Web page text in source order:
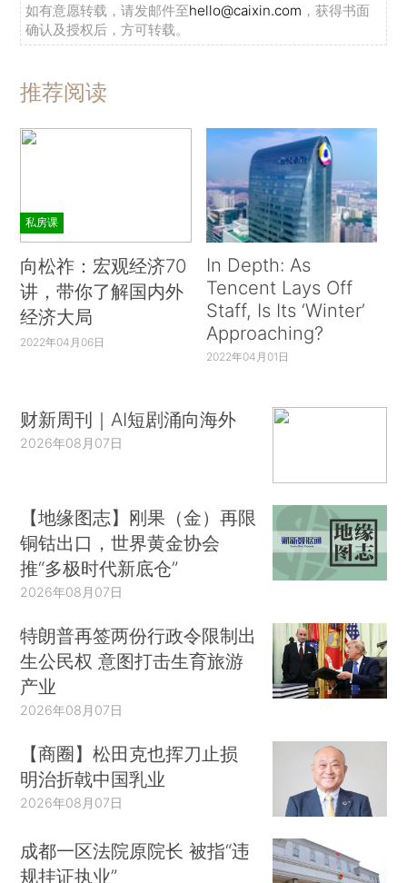
如有意愿转载，请发邮件至hello@caixin.com ，获得书面
确认及授权后，方可转载。
推荐阅读
私房课
向松祚：宏观经济70
讲，带你了解国内外
经济大局
2022年04月06日
In Depth: As
Tencent Lays Off
Staff, Is Its ‘Winter’
Approaching?
2022年04月01日
财新周刊｜AI短剧涌向海外
2026年08月07日
【地缘图志】刚果（金）再限
铜钴出口，世界黄金协会
推“多极时代新底仓”
2026年08月07日
特朗普再签两份行政令限制出
生公民权 意图打击生育旅游
产业
2026年08月07日
【商圈】松田克也挥刀止损
明治折戟中国乳业
2026年08月07日
成都一区法院原院长 被指“违
规挂证执业”